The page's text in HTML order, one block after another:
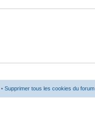
• Supprimer tous les cookies du forum